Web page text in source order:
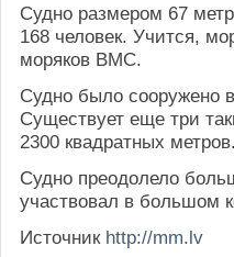
Судно размером 67
168 человек. Учится,
моряков ВМС.
Судно было сооружено
Существует еще три
2300 квадратных метров.
Судно преодолело
участвовал в большом
Источник http://mm.lv